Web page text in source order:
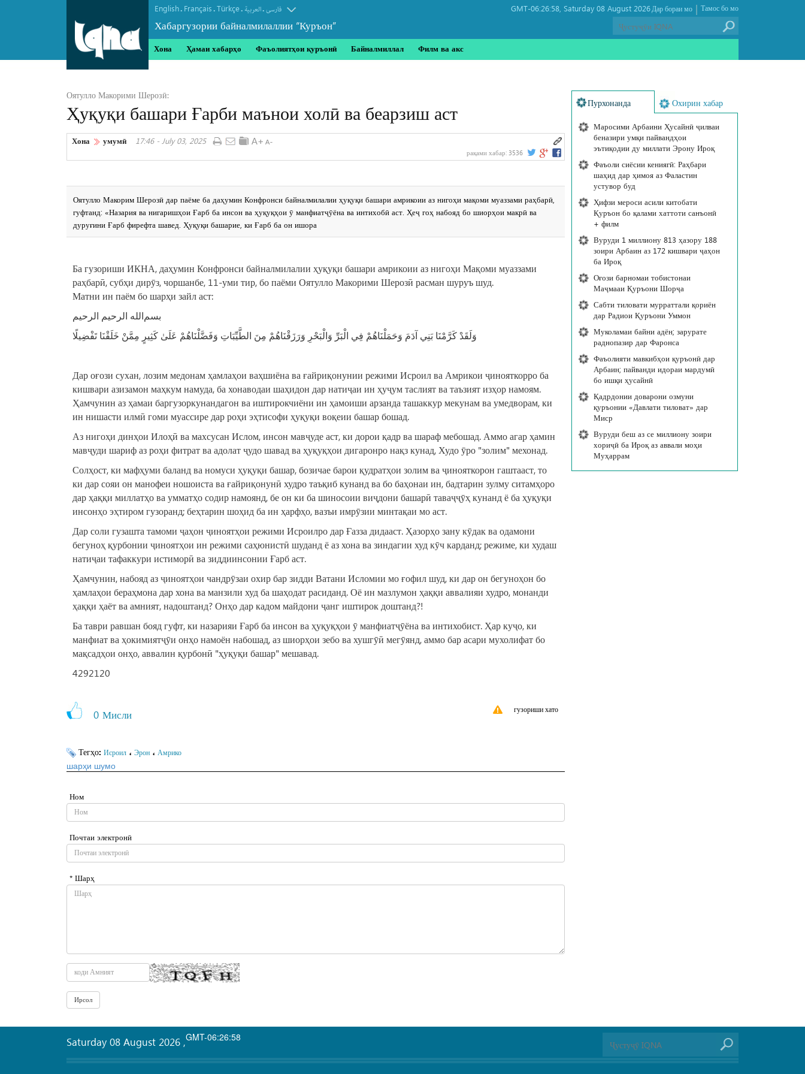
English. Français.Türkçe. العربیة.فارسی
Хабаргузории байналмилаллии “Куръон”
Saturday 08 August 2026 ,
GMT-06:26:58 Тамос бо мо
|
Дар бораи мо
Хона Ҳамаи хабарҳо Фаъолиятҳои қуръонӣ Байналмиллал Филм ва акс
Оятулло Макорими Шерозӣ:
Ҳуқуқи башари Ғарби маънои холӣ ва беарзиш аст
Хона умумӣ 17:46 - July 03, 2025
рақами хабар: 3536
Оятулло Макорим Шерозӣ дар паёме ба даҳумин Конфронси байналмилалии ҳуқуқи башари амрикоии аз нигоҳи мақоми муаззами раҳбарӣ,
гуфтанд: «Назария ва нигаришҳои Ғарб ба инсон ва ҳуқуқҳои ӯ манфиатҷӯёна ва интихобӣ аст. Ҳеҷ гоҳ набояд бо шиорҳои макрӣ ва
дуруғини Ғарб фирефта шавед. Ҳуқуқи башарие, ки Ғарб ба он ишора
Ба гузориши ИКНА, даҳумин Конфронси байналмилалии ҳуқуқи башари амрикоии аз нигоҳи Мақоми муаззами
раҳбарӣ, субҳи дирӯз, чоршанбе, 11-уми тир, бо паёми Оятулло Макорими Шерозӣ расман шуруъ шуд.
Матни ин паём бо шарҳи зайл аст:
بسم‌الله الرحیم الرحیم
وَلَقَدْ كَرَّمْنَا بَنِي آدَمَ وَحَمَلْنَاهُمْ فِي الْبَرِّ وَالْبَحْرِ وَرَزَقْنَاهُمْ مِنَ الطَّيِّبَاتِ وَفَضَّلْنَاهُمْ عَلَىٰ كَثِيرٍ مِمَّنْ خَلَقْنَا تَفْضِيلًا
Дар оғози сухан, лозим медонам ҳамлаҳои ваҳшиёна ва ғайриқонунии режими Исроил ва Амрикои ҷинояткорро ба
кишвари азизамон маҳкум намуда, ба хонаводаи шаҳидон дар натиҷаи ин ҳуҷум таслият ва таъзият изҳор намоям.
Ҳамчунин аз ҳамаи баргузоркунандагон ва иштирокчиёни ин ҳамоиши арзанда ташаккур мекунам ва умедворам, ки
ин нишасти илмӣ гоми муассире дар роҳи эҳтисофи ҳуқуқи воқеии башар бошад.
Аз нигоҳи динҳои Илоҳӣ ва махсусан Ислом, инсон мавҷуде аст, ки дорои қадр ва шараф мебошад. Аммо агар ҳамин
мавҷуди шариф аз роҳи фитрат ва адолат ҷудо шавад ва ҳуқуқҳои дигаронро нақз кунад, Худо ӯро "золим" мехонад.
Солҳост, ки мафҳуми баланд ва номуси ҳуқуқи башар, бозичае барои қудратҳои золим ва ҷинояткорон гаштааст, то
ки дар сояи он манофеи ношоиста ва ғайриқонунӣ худро таъқиб кунанд ва бо баҳонаи ин, бадтарин зулму ситамҳоро
дар ҳаққи миллатҳо ва умматҳо содир намоянд, бе он ки ба шиносоии виҷдони башарӣ таваҷҷӯҳ кунанд ё ба ҳуқуқи
инсонҳо эҳтиром гузоранд; беҳтарин шоҳид ба ин ҳарфҳо, вазъи имрӯзии минтақаи мо аст.
Дар соли гузашта тамоми ҷаҳон ҷиноятҳои режими Исроилро дар Ғазза дидааст. Ҳазорҳо зану кӯдак ва одамони
бегуноҳ қурбонии ҷиноятҳои ин режими саҳюнистӣ шуданд ё аз хона ва зиндагии худ кӯч карданд; режиме, ки худаш
натиҷаи тафаккури истиморӣ ва зиддиинсонии Ғарб аст.
Ҳамчунин, набояд аз ҷиноятҳои чандрӯзаи охир бар зидди Ватани Исломии мо ғофил шуд, ки дар он бегуноҳон бо
ҳамлаҳои бераҳмона дар хона ва манзили худ ба шаҳодат расиданд. Оё ин мазлумон ҳаққи аввалияи худро, монанди
ҳаққи ҳаёт ва амният, надоштанд? Онҳо дар кадом майдони ҷанг иштирок доштанд?!
Ба таври равшан бояд гуфт, ки назарияи Ғарб ба инсон ва ҳуқуқҳои ӯ манфиатҷӯёна ва интихобист. Ҳар куҷо, ки
манфиат ва ҳокимиятҷӯи онҳо намоён набошад, аз шиорҳои зебо ва хушгӯӣ мегӯянд, аммо бар асари мухолифат бо
мақсадҳои онҳо, аввалин қурбонӣ "ҳуқуқи башар" мешавад.
4292120
0 Мисли гузориши хато
Тегҳо: Исроил ، Эрон ، Амрико
шарҳи шумо
Ном
Почтаи электронӣ
* Шарҳ
Пурхонанда Охирин хабар
Маросими Арбаини Ҳусайнӣ ҷилваи
беназири умқи пайвандҳои
эътиқодии ду миллати Эрону Ироқ
Фаъоли сиёсии кениягӣ: Раҳбари
шаҳид дар ҳимоя аз Фаластин
устувор буд
Ҳифзи мероси асили китобати
Қуръон бо қалами хаттоти санъонӣ
+ филм
Вуруди 1 миллиону 813 ҳазору 188
зоири Арбаин аз 172 кишвари ҷаҳон
ба Ироқ
Оғози барномаи тобистонаи
Маҷмааи Қуръони Шорҷа
Сабти тиловати мурраттали қориён
дар Радиои Қуръони Уммон
Муколамаи байни адён; зарурате
раднопазир дар Фаронса
Фаъолияти мавкибҳои қуръонӣ дар
Арбаин; пайванди идораи мардумӣ
бо ишқи ҳусайнӣ
Қадрдонии доварони озмуни
қуръонии «Давлати тиловат» дар
Миср
Вуруди беш аз се миллиону зоири
хориҷӣ ба Ироқ аз аввали моҳи
Муҳаррам
GMT-06:26:58
Saturday 08 August 2026 ,